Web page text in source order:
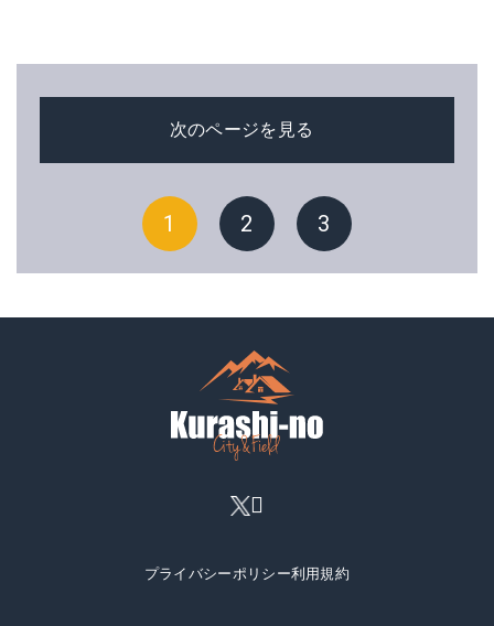
次のページを見る
1 2 3
プライバシーポリシー利用規約